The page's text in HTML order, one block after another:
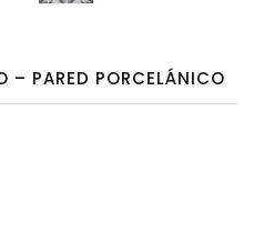
– PARED PORCELÁNICO